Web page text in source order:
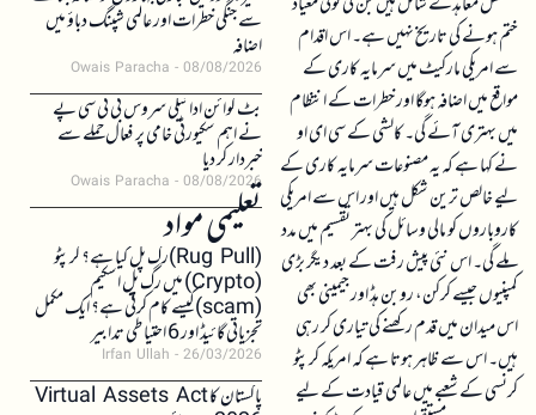
ختم ہونے کی تاریخ نہیں ہے۔ اس اقدام
سے امریکی مارکیٹ میں سرمایہ کاری کے
مواقع میں اضافہ ہوگا اور خطرات کے انتظام
میں بہتری آئے گی۔ کالشی کے سی ای او
نے کہا ہے کہ یہ مصنوعات سرمایہ کاری کے
لیے خالص ترین شکل ہیں اور اس سے امریکی
کاروباروں کو مالی وسائل کی بہتر تقسیم میں مدد
ملے گی۔ اس نئی پیش رفت کے بعد دیگر بڑی
کمپنیوں جیسے کرکن، روبن ہڈ اور جیمینی بھی
اس میدان میں قدم رکھنے کی تیاری کر رہی
ہیں۔ اس سے ظاہر ہوتا ہے کہ امریکہ کرپٹو
کرنسی کے شعبے میں عالمی قیادت کے لیے
سے جنگی خطرات اور عالمی شپنگ دباؤ میں
اضافہ
Owais Paracha 08/08/2026
بٹ کوائن ادائیگی سروس بی ٹی سی پے
نے اہم سکیورٹی خامی پر فعال حملے سے
خبردار کر دیا
Owais Paracha 08/08/2026
تعلیمی مواد(Rug Pull)رگ پل کیا ہے؟ کرپٹو
(Crypto) میں رگ پل اسکیم
(scam)کیسے کام کرتی ہے؟ ایک مکمل
تجزیاتی گائیڈ اور 6 احتیاطی تدابیر
Irfan Ullah 26/03/2026
پاکستان کا Virtual Assets Act